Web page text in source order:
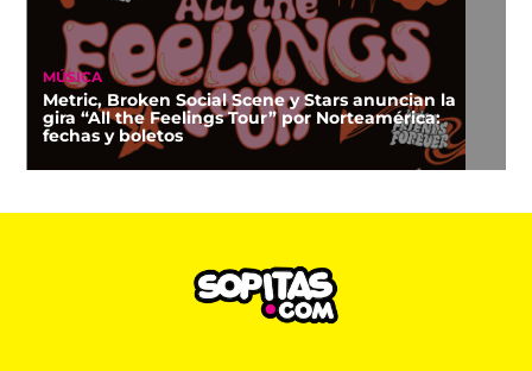
MÚSICA
Metric, Broken Social Scene y Stars anuncian la
gira “All the Feelings Tour” por Norteamérica:
fechas y boletos